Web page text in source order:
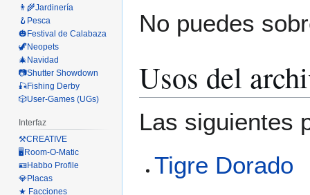
No puedes
Usos del
Las siguientes
Tigre Dorado
👨‍🌾Jardinería
🪝Pesca
🎃Festival de Calabaza
🦖Neopets
🎄Navidad
📷Shutter Showdown
🎣Fishing Derby
🎲User-Games (UGs)
Interfaz
⚒️CREATIVE
🖥️Room-O-Matic
🪪Habbo Profile
💎Placas
★ Facciones